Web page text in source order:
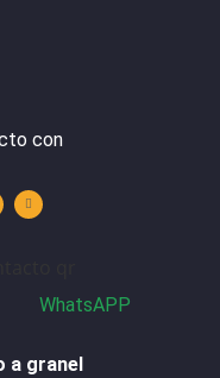
con
a
t
s
WhatsAPP
a granel